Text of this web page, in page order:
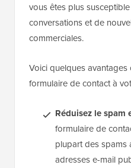
vous êtes plus
conversations et de
commerciales.
Voici quelques
formulaire de contact à
Réduisez le spam
formulaire de
plupart des spams
adresses e-mail